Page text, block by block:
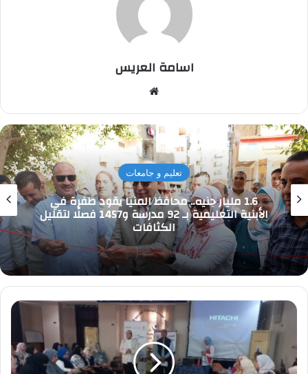
اسامة العريس
تعليم و جامعات
1.6 مليار جنيه.. محافظ المنيا يقود طفرة في
الأبنية التعليمية بـ 92 مدرسة و1457 فصلًا لتقليل
الكثافات
قومى
الشرقية
حملة
طرق